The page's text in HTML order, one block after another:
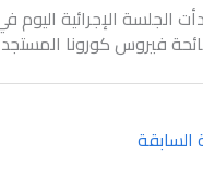
فيروس كورونا المستجد
السابقة